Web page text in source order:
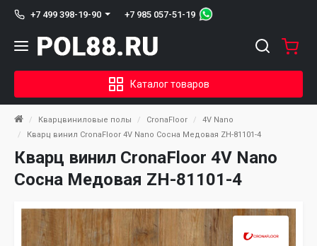
+7 499 398-19-90 +7 985 057-51-19
Каталог товаров
Кварцвиниловые полы CronaFloor
4V Nano
Кварц винил CronaFloor 4V Nano Сосна Медовая ZH-81101-4
Кварц винил CronaFloor 4V Nano
Сосна Медовая ZH-81101-4